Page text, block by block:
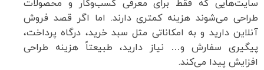
سایت‌هایی که فقط برای معرفی کسب‌وکار و محصولات
طراحی می‌شوند هزینه کمتری دارند. اما اگر قصد فروش
آنلاین دارید و به امکاناتی مثل سبد خرید، درگاه پرداخت،
پیگیری سفارش و… نیاز دارید، طبیعتاً هزینه طراحی
افزایش پیدا می‌کند.